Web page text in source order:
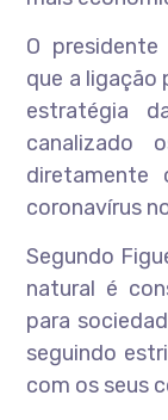
O presidente
que a ligação
estratégia
canalizado
diretamente
coronavírus
Segundo
natural é
para
seguindo
com os seus